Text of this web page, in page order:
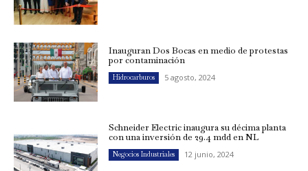
Inauguran Dos Bocas en medio de protestas
por contaminación
Hidrocarburos 5 agosto, 2024
Schneider Electric inaugura su décima planta
con una inversión de 29.4 mdd en NL
Negocios Industriales 12 junio, 2024